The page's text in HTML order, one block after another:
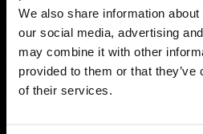
We also share information
our social media, advertising
may combine it with other
provided to them or that
of their services.